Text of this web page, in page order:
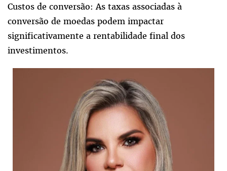
Custos de conversão: As taxas associadas à
conversão de moedas podem impactar
significativamente a rentabilidade final dos
investimentos.